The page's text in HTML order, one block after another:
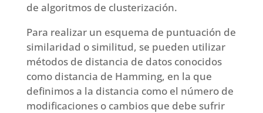
de algoritmos de clusterización.
Para realizar un esquema de puntuación de
similaridad o similitud, se pueden utilizar
métodos de distancia de datos conocidos
como distancia de Hamming, en la que
definimos a la distancia como el número de
modificaciones o cambios que debe sufrir